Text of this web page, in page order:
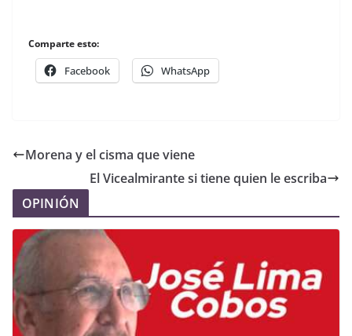
Comparte esto:
Facebook WhatsApp
Morena y el cisma que viene
El Vicealmirante si tiene quien le escriba
OPINIÓN